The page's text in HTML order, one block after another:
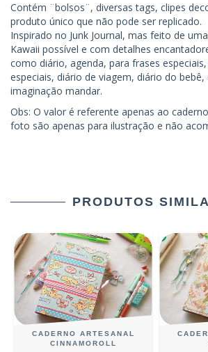
Contém ¨bolsos¨, diversas tags, clipes
produto único que não pode ser replicado.
Inspirado no Junk Journal, mas feito de
Kawaii possível e com detalhes
como diário, agenda, para frases
especiais, diário de viagem, diário do
imaginação mandar.
Obs: O valor é referente apenas ao
foto são apenas para ilustração e não
PRODUTOS
CADERNO ARTESANAL
CINNAMOROLL